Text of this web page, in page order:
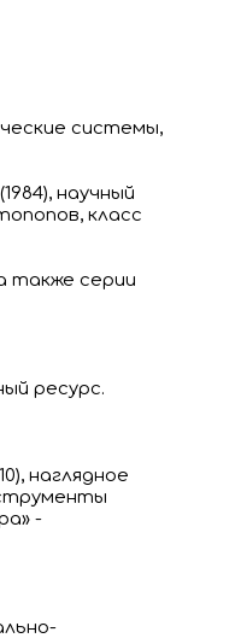
системы,
научный
класс
также серии
ресурс.
наглядное
-